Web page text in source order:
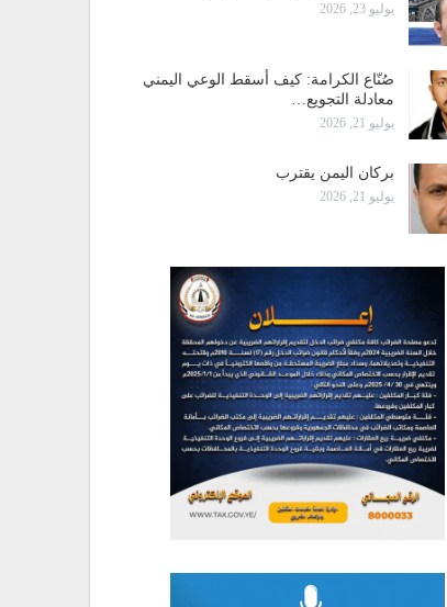
يوليو 23, 2026
صُنّاع الكرامة: كيف أسقط الوعي اليمني
معادلة التجويع…
يوليو 21, 2026
بركان اليمن يقترب
يوليو 21, 2026